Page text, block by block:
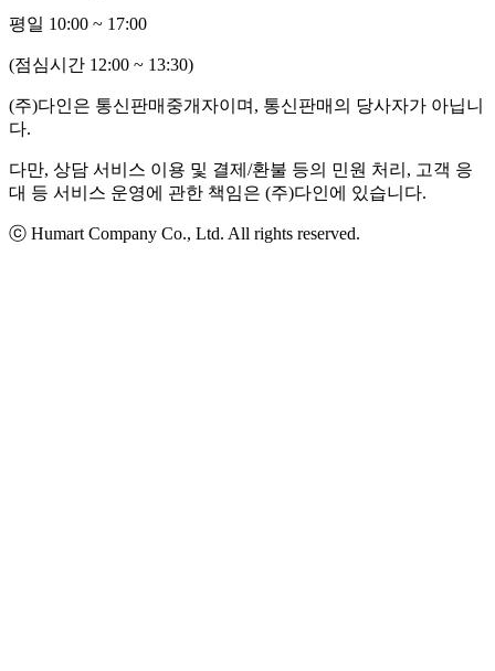
평일 10:00 ~ 17:00
(점심시간 12:00 ~ 13:30)
(주)다인은 통신판매중개자이며, 통신판매의 당사자가 아닙니
다.
다만, 상담 서비스 이용 및 결제/환불 등의 민원 처리, 고객 응
대 등 서비스 운영에 관한 책임은 (주)다인에 있습니다.
ⓒ Humart Company Co., Ltd. All rights reserved.